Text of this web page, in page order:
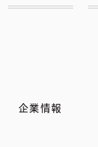
企業情報